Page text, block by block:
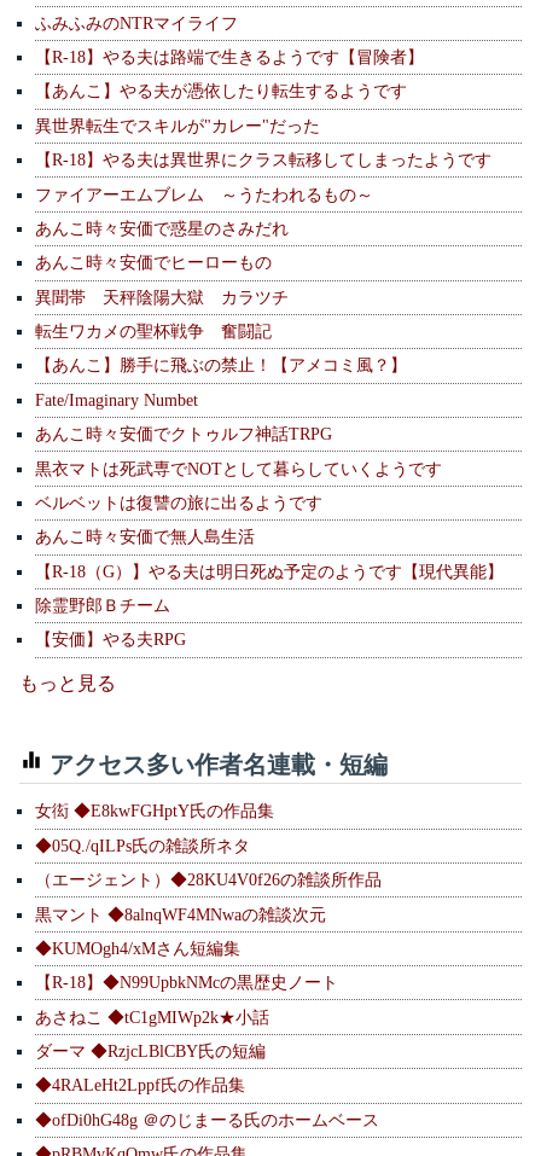
ふみふみのNTRマイライフ
【R-18】やる夫は路端で生きるようです【冒険者】
【あんこ】やる夫が憑依したり転生するようです
異世界転生でスキルが"カレー"だった
【R-18】やる夫は異世界にクラス転移してしまったようです
ファイアーエムブレム ～うたわれるもの～
あんこ時々安価で惑星のさみだれ
あんこ時々安価でヒーローもの
異聞帯 天秤陰陽大獄 カラツチ
転生ワカメの聖杯戦争 奮闘記
【あんこ】勝手に飛ぶの禁止！【アメコミ風？】
Fate/Imaginary Numbet
あんこ時々安価でクトゥルフ神話TRPG
黒衣マトは死武専でNOTとして暮らしていくようです
ベルベットは復讐の旅に出るようです
あんこ時々安価で無人島生活
【R-18（G）】やる夫は明日死ぬ予定のようです【現代異能】
除霊野郎Ｂチーム
【安価】やる夫RPG
もっと見る
アクセス多い作者名連載・短編
女衒 ◆E8kwFGHptY氏の作品集
◆05Q./qILPs氏の雑談所ネタ
（エージェント）◆28KU4V0f26の雑談所作品
黒マント ◆8alnqWF4MNwaの雑談次元
◆KUMOgh4/xMさん短編集
【R-18】◆N99UpbkNMcの黒歴史ノート
あさねこ ◆tC1gMIWp2k★小話
ダーマ ◆RzjcLBlCBY氏の短編
◆4RALeHt2Lppf氏の作品集
◆ofDi0hG48g ＠のじまーる氏のホームベース